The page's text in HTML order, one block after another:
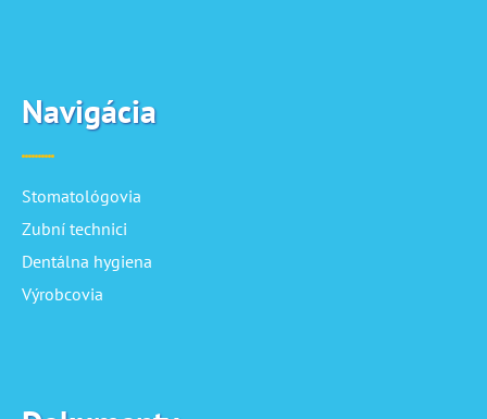
Navigácia
Stomatológovia
Zubní technici
Dentálna hygiena
Výrobcovia